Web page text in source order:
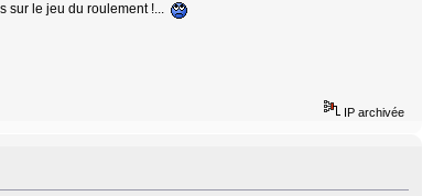
sur le jeu du roulement !...
IP archivée